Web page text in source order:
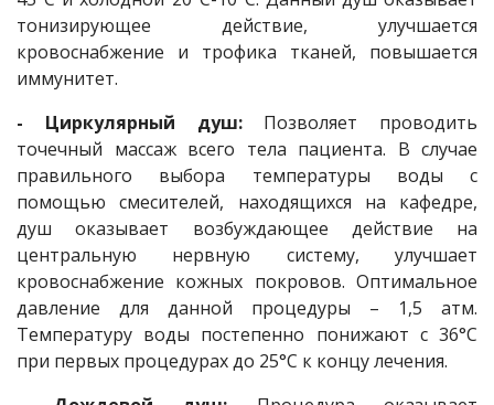
тонизирующее действие, улучшается
кровоснабжение и трофика тканей, повышается
иммунитет.
- Циркулярный душ:Позволяет проводить
точечный массаж всего тела пациента. В случае
правильного выбора температуры воды с
помощью смесителей, находящихся на кафедре,
душ оказывает возбуждающее действие на
центральную нервную систему, улучшает
кровоснабжение кожных покровов. Оптимальное
давление для данной процедуры – 1,5 атм.
Температуру воды постепенно понижают с 36°С
при первых процедурах до 25°С к концу лечения.